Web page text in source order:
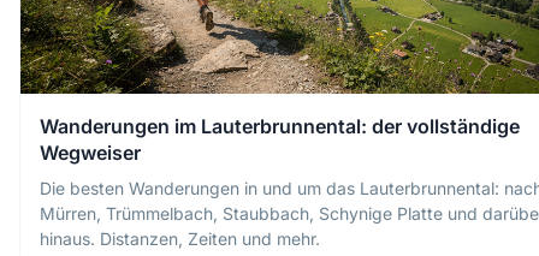
Wanderungen im Lauterbrunnental: der vollständige
Wegweiser
Die besten Wanderungen in und um das Lauterbrunnental:
Mürren, Trümmelbach, Staubbach, Schynige Platte und
hinaus. Distanzen, Zeiten und mehr.